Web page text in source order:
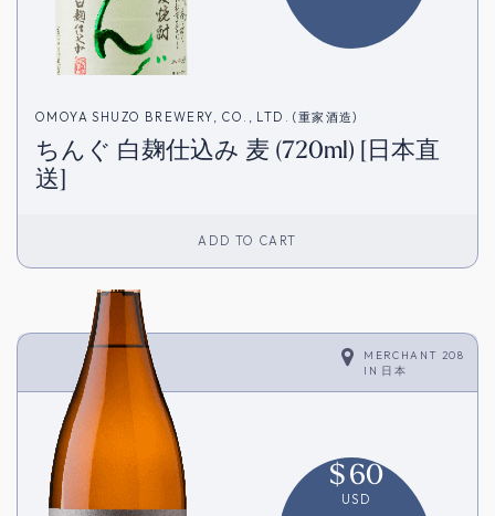
OMOYA SHUZO BREWERY, CO., LTD. (重家酒造)
ちんぐ 白麹仕込み 麦 (720ml) [日本直
送]
ADD TO CART
MERCHANT 208
IN 日本
$60
USD